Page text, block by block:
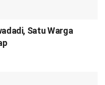
Satu Warga